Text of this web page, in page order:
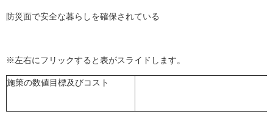
防災面で安全な暮らしを確保されている
※左右にフリックすると表がスライドします。
施策の数値目標及びコスト